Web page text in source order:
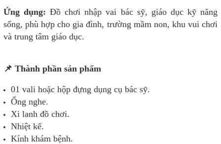
Ứng dụng: Đồ chơi nhập vai bác sỹ, giáo dục kỹ năng
sống, phù hợp cho gia đình, trường mầm non, khu vui chơi
và trung tâm giáo dục.
📌 Thành phần sản phẩm
01 vali hoặc hộp đựng dụng cụ bác sỹ.
Ống nghe.
Xi lanh đồ chơi.
Nhiệt kế.
Kính khám bệnh.